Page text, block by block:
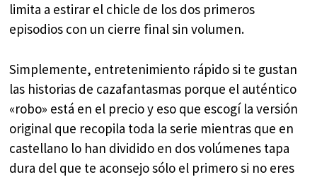
limita a estirar el chicle de los dos primeros
episodios con un cierre final sin volumen.
Simplemente, entretenimiento rápido si te gustan
las historias de cazafantasmas porque el auténtico
«robo» está en el precio y eso que escogí la versión
original que recopila toda la serie mientras que en
castellano lo han dividido en dos volúmenes tapa
dura del que te aconsejo sólo el primero si no eres